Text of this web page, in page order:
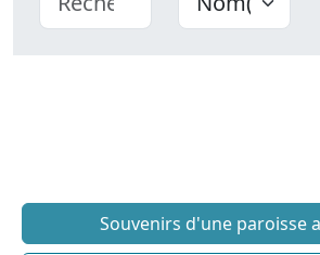
Souvenirs d'une paroisse